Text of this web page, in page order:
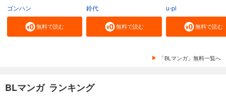
ゴンハン
無料で読む
鈴代
無料で読む
u-pi
無料で読む
「BLマンガ」無料一覧へ
BLマンガ ランキング